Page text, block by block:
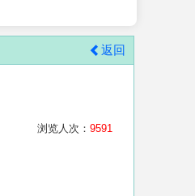
返回
浏览人次： 9591